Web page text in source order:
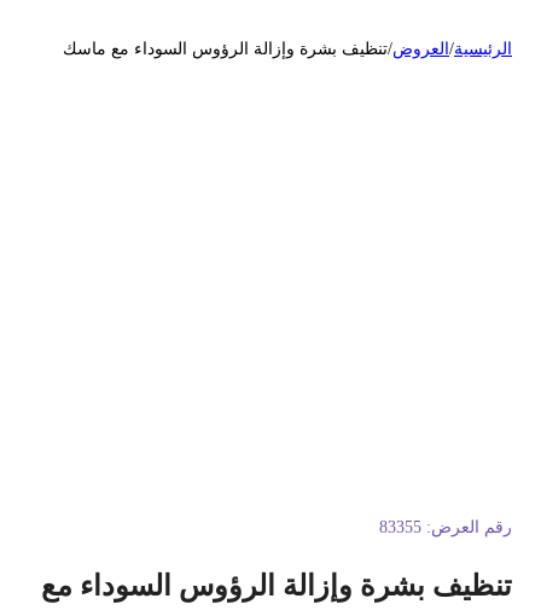
/العروض تنظيف بشرة وإزالة الرؤوس السوداء مع ماسك
العرض: 83355
بشرة وإزالة الرؤوس السوداء مع